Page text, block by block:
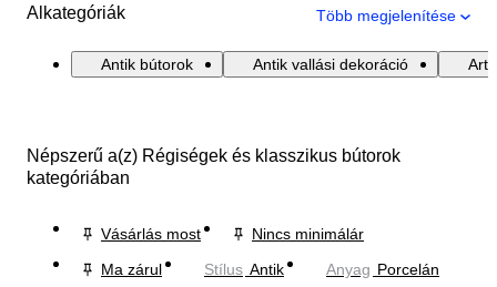
Alkategóriák Több megjelenítése
Antik bútorok Antik vallási dekoráció Art
Népszerű a(z) Régiségek és klasszikus bútorok
kategóriában
Vásárlás most
Nincs minimálár
Ma zárul
Stílus Antik Anyag Porcelán